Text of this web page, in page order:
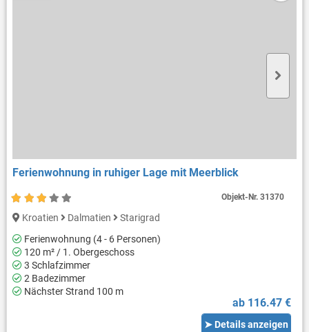
Ferienwohnung in ruhiger Lage mit Meerblick
Kroatien Dalmatien
Starigrad
Ferienwohnung (4 - 6 Personen)
120 m² / 1. Obergeschoss
3 Schlafzimmer
2 Badezimmer
Nächster Strand 100 m
ab 116.47 €
➤ Details anzeigen
Objekt-Nr.31370